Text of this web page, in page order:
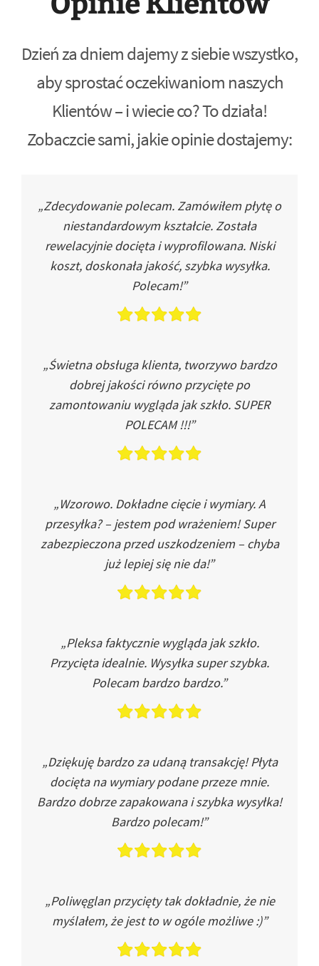
Dzień za dniem dajemy z siebie wszystko,
aby sprostać oczekiwaniom naszych
Klientów – i wiecie co? To działa!
Zobaczcie sami, jakie opinie dostajemy:
„Zdecydowanie polecam. Zamówiłem płytę o
niestandardowym kształcie. Została
rewelacyjnie docięta i wyprofilowana. Niski
koszt, doskonała jakość, szybka wysyłka.
Polecam!”
„Świetna obsługa klienta, tworzywo bardzo
dobrej jakości równo przycięte po
zamontowaniu wygląda jak szkło. SUPER
POLECAM !!!”
„Wzorowo. Dokładne cięcie i wymiary. A
przesyłka? – jestem pod wrażeniem! Super
zabezpieczona przed uszkodzeniem – chyba
już lepiej się nie da!”
„Pleksa faktycznie wygląda jak szkło.
Przycięta idealnie. Wysyłka super szybka.
Polecam bardzo bardzo.”
„Dziękuję bardzo za udaną transakcję! Płyta
docięta na wymiary podane przeze mnie.
Bardzo dobrze zapakowana i szybka wysyłka!
Bardzo polecam!”
„Poliwęglan przycięty tak dokładnie, że nie
myślałem, że jest to w ogóle możliwe :)”